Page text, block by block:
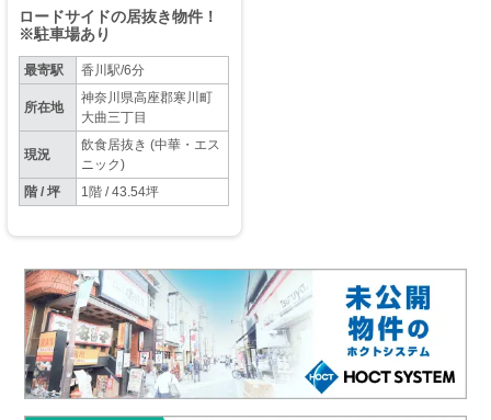
ロードサイドの居抜き物件！
※駐車場あり
最寄駅 香川駅/6分
所在地
神奈川県高座郡寒川町
大曲三丁目
現況
飲食居抜き (中華・エス
ニック)
階 / 坪
1階 / 43.54坪